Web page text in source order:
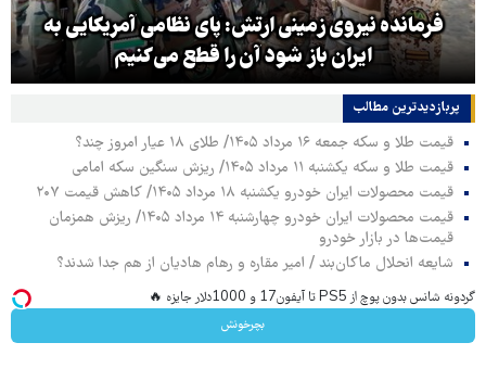
فرمانده نیروی زمینی ارتش: پای نظامی آمریکایی به
ایران باز شود آن را قطع می‌کنیم
پربازدیدترین‌ مطالب
قیمت طلا و سکه جمعه ۱۶ مرداد ۱۴۰۵/ طلای ۱۸ عیار امروز چند؟
قیمت طلا و سکه یکشنبه ۱۱ مرداد ۱۴۰۵/ ریزش سنگین سکه امامی
قیمت محصولات ایران خودرو یکشنبه ۱۸ مرداد ۱۴۰۵/ کاهش قیمت ۲۰۷
قیمت محصولات ایران خودرو چهارشنبه ۱۴ مرداد ۱۴۰۵/ ریزش همزمان
قیمت‌ها در بازار خودرو
شایعه انحلال ماکان‌بند / امیر مقاره و رهام هادیان از هم جدا شدند؟
گردونه شانس بدون پوچ از PS5 تا آیفون17 و 1000دلار جایزه 🔥
بچرخونش